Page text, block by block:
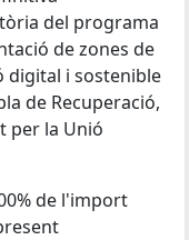
del programa
de zones de
digital i sostenible
de Recuperació,
per la Unió
de l'import